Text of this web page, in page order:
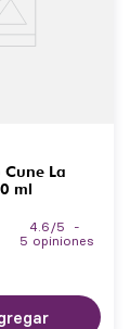
Cune La
ml
4.6 /5
-
5 opiniones